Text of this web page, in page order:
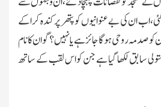
ب ان کی بے عنوانیوں کو پتھر پر کندہ کراکے
صدمہ روحی ہوگا جائز ہے یانہیں؟گوان کا نام
سابق لکھا گیا ہے جن کو اس لقب کے ساتھ